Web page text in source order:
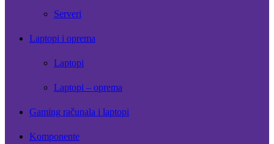
Serveri
Laptopi i oprema
Laptopi
Laptopi – oprema
Gaming računala i laptopi
Komponente